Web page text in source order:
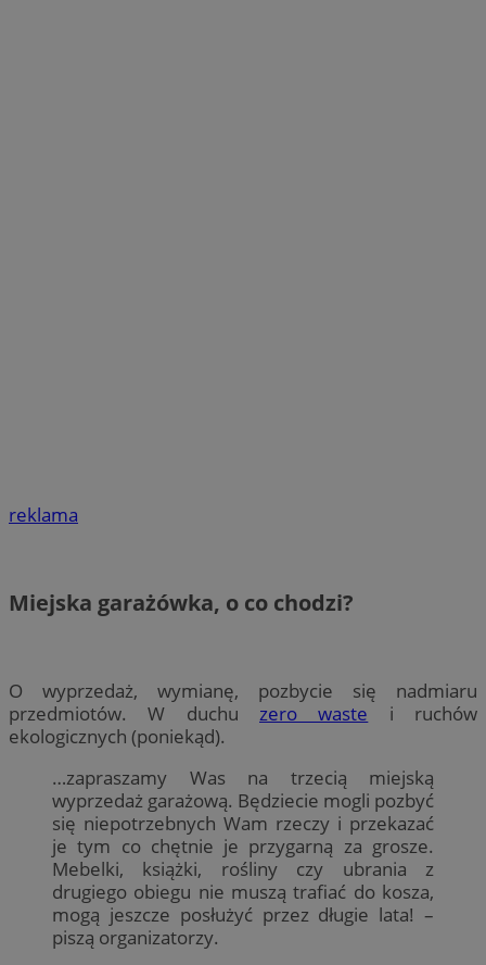
reklama
Miejska garażówka, o co chodzi?
O wyprzedaż, wymianę, pozbycie się nadmiaru
przedmiotów. W duchu zero waste i ruchów
ekologicznych (poniekąd).
…zapraszamy Was na trzecią miejską
wyprzedaż garażową. Będziecie mogli pozbyć
się niepotrzebnych Wam rzeczy i przekazać
je tym co chętnie je przygarną za grosze.
Mebelki, książki, rośliny czy ubrania z
drugiego obiegu nie muszą trafiać do kosza,
mogą jeszcze posłużyć przez długie lata! –
piszą organizatorzy.